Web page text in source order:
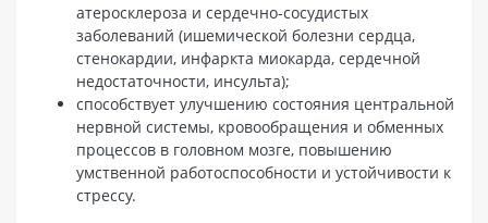
атеросклероза и сердечно-сосудистых
заболеваний (ишемической болезни сердца,
стенокардии, инфаркта миокарда, сердечной
недостаточности, инсульта);
способствует улучшению состояния центральной
нервной системы, кровообращения и обменных
процессов в головном мозге, повышению
умственной работоспособности и устойчивости к
стрессу.